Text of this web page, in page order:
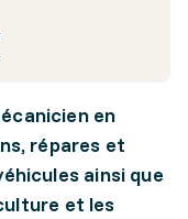
en
répares et
ainsi que
et les